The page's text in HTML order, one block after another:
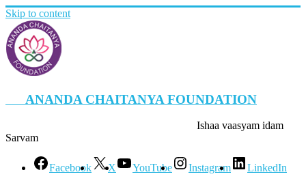
Skip to content
ANANDA CHAITANYA FOUNDATION
Ishaa vaasyam idam
Sarvam
Facebook X YouTube Instagram LinkedIn